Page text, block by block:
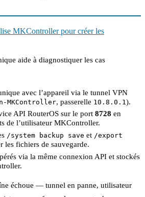
MKController pour créer les
aide à diagnostiquer les cas
avec l’appareil via le tunnel VPN
MKController, passerelle 10.8.0.1).
API RouterOS sur le port8728 en
de l’utilisateur MKController.
/system backup save et /export
les fichiers de sauvegarde.
via la même connexion API et stockés
échoue — tunnel en panne, utilisateur